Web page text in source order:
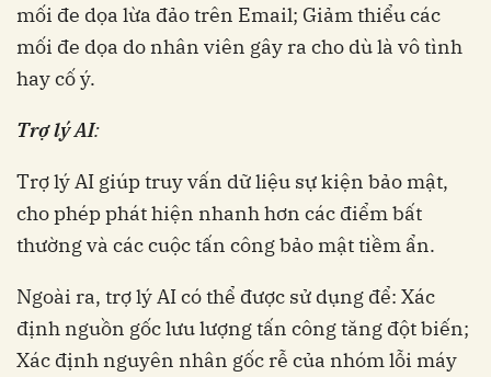
mối đe dọa lừa đảo trên Email; Giảm thiểu các
mối đe dọa do nhân viên gây ra cho dù là vô tình
hay cố ý.
Trợ lý AI:
Trợ lý AI giúp truy vấn dữ liệu sự kiện bảo mật,
cho phép phát hiện nhanh hơn các điểm bất
thường và các cuộc tấn công bảo mật tiềm ẩn.
Ngoài ra, trợ lý AI có thể được sử dụng để: Xác
định nguồn gốc lưu lượng tấn công tăng đột biến;
Xác định nguyên nhân gốc rễ của nhóm lỗi máy